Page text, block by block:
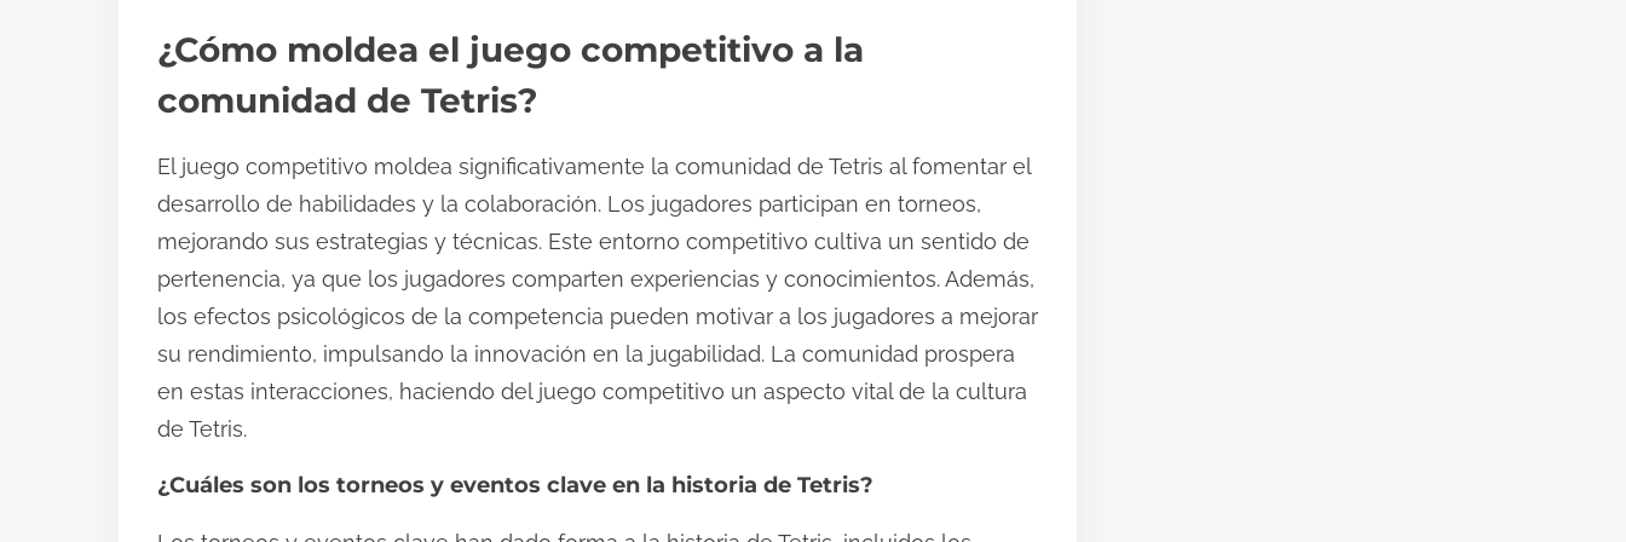
¿Cómo moldea el juego competitivo a la
comunidad de Tetris?
El juego competitivo moldea significativamente la comunidad de Tetris al fomentar el
desarrollo de habilidades y la colaboración. Los jugadores participan en torneos,
mejorando sus estrategias y técnicas. Este entorno competitivo cultiva un sentido de
pertenencia, ya que los jugadores comparten experiencias y conocimientos. Además,
los efectos psicológicos de la competencia pueden motivar a los jugadores a mejorar
su rendimiento, impulsando la innovación en la jugabilidad. La comunidad prospera
en estas interacciones, haciendo del juego competitivo un aspecto vital de la cultura
de Tetris.
¿Cuáles son los torneos y eventos clave en la historia de Tetris?